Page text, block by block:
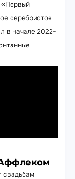
«Первый
серебристое
в начале 2022-
свадьбам